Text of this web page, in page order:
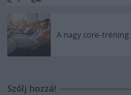
A nagy core-tréning
Szólj hozzá!